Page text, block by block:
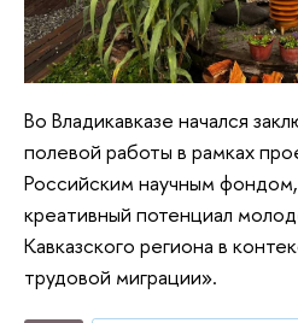
Во Владикавказе начался
полевой работы в рамках
Российским научным
креативный потенциал
Кавказского региона в
трудовой миграции».